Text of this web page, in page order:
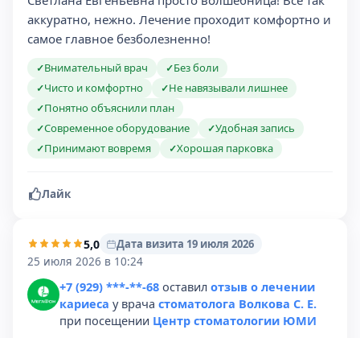
аккуратно, нежно. Лечение проходит комфортно и
самое главное безболезненно!
✓Внимательный врач ✓Без боли
✓Чисто и комфортно ✓Не навязывали лишнее
✓Понятно объяснили план
✓Современное оборудование ✓Удобная запись
✓Принимают вовремя ✓Хорошая парковка
Лайк
5,0
Дата визита 19 июля 2026
25 июля 2026 в 10:24
+7 (929) ***-**-68 оставил отзыв о лечении
кариеса у врача стоматолога Волкова С. Е.
при посещении Центр стоматологии ЮМИ